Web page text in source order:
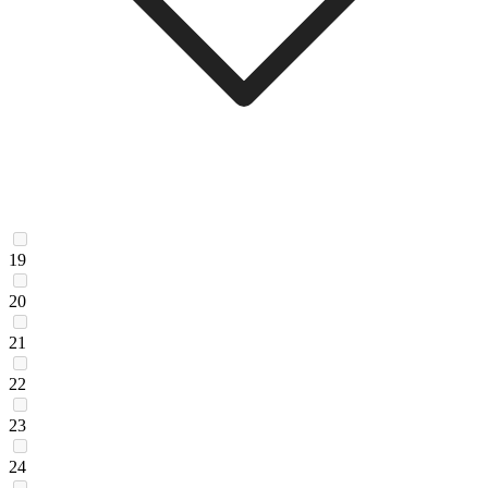
19
20
21
22
23
24